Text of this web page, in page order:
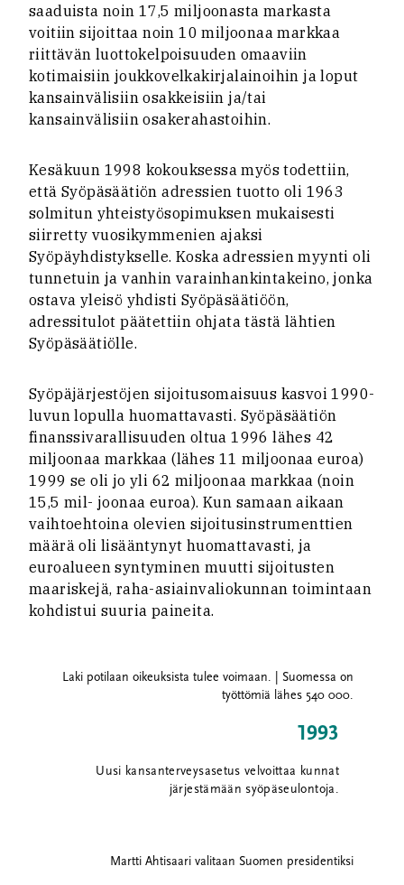
saaduista noin 17,5 miljoonasta markasta
voitiin sijoittaa noin 10 miljoonaa markkaa
riittävän luottokelpoisuuden omaaviin
kotimaisiin joukkovelkakirjalainoihin ja loput
kansainvälisiin osakkeisiin ja/tai
kansainvälisiin osakerahastoihin.
Kesäkuun 1998 kokouksessa myös todettiin,
että Syöpäsäätiön adressien tuotto oli 1963
solmitun yhteistyösopimuksen mukaisesti
siirretty vuosikymmenien ajaksi
Syöpäyhdistykselle. Koska adressien myynti oli
tunnetuin ja vanhin varainhankintakeino, jonka
ostava yleisö yhdisti Syöpäsäätiöön,
adressitulot päätettiin ohjata tästä lähtien
Syöpäsäätiölle.
Syöpäjärjestöjen sijoitusomaisuus kasvoi 1990-
luvun lopulla huomattavasti. Syöpäsäätiön
finanssivarallisuuden oltua 1996 lähes 42
miljoonaa markkaa (lähes 11 miljoonaa euroa)
1999 se oli jo yli 62 miljoonaa markkaa (noin
15,5 mil- joonaa euroa). Kun samaan aikaan
vaihtoehtoina olevien sijoitusinstrumenttien
määrä oli lisääntynyt huomattavasti, ja
euroalueen syntyminen muutti sijoitusten
maariskejä, raha-asiainvaliokunnan toimintaan
kohdistui suuria paineita.
Laki potilaan oikeuksista tulee voimaan. | Suomessa on
työttömiä lähes 540 000.
1993
Uusi kansanterveysasetus velvoittaa kunnat
järjestämään syöpäseulontoja.
Martti Ahtisaari valitaan Suomen presidentiksi